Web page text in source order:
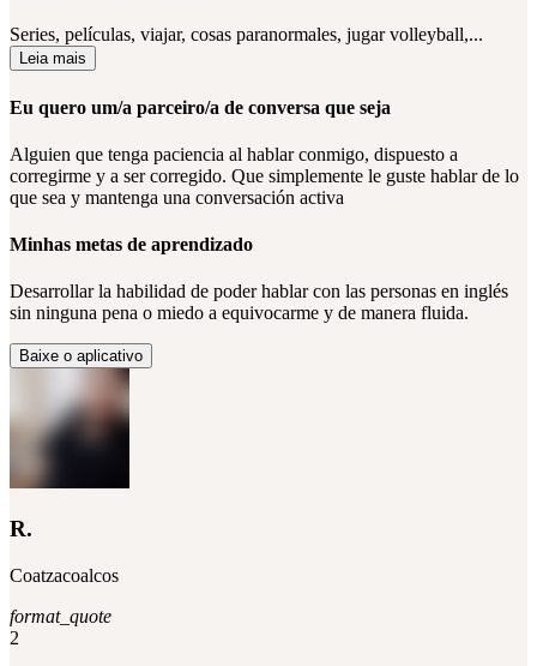
Series, películas, viajar, cosas paranormales, jugar volleyball,...
Leia mais
Eu quero um/a parceiro/a de conversa que seja
Alguien que tenga paciencia al hablar conmigo, dispuesto a
corregirme y a ser corregido. Que simplemente le guste hablar de lo
que sea y mantenga una conversación activa
Minhas metas de aprendizado
Desarrollar la habilidad de poder hablar con las personas en inglés
sin ninguna pena o miedo a equivocarme y de manera fluida.
Baixe o aplicativo
R.
Coatzacoalcos
format_quote
2